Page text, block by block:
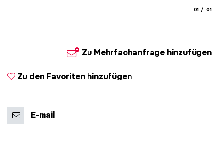
01 01
Zu Mehrfachanfrage hinzufügen
Zu den Favoriten hinzufügen
E-mail